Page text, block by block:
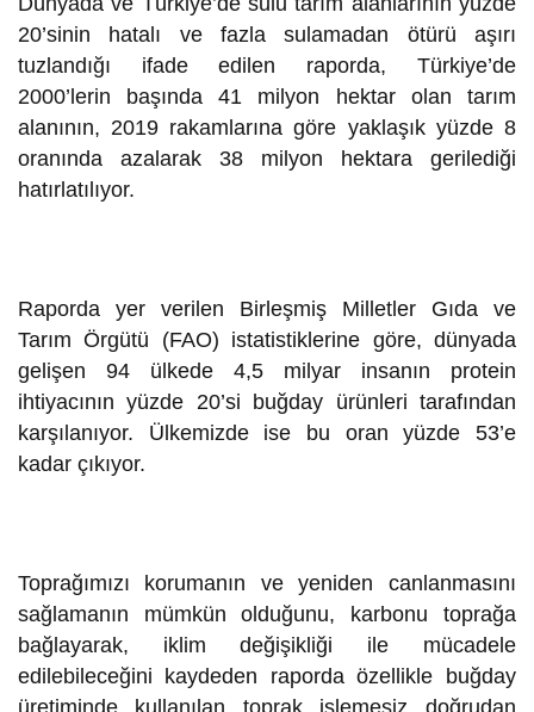
20’sinin hatalı ve fazla sulamadan ötürü aşırı
tuzlandığı ifade edilen raporda, Türkiye’de
2000’lerin başında 41 milyon hektar olan tarım
alanının, 2019 rakamlarına göre yaklaşık yüzde 8
oranında azalarak 38 milyon hektara gerilediği
hatırlatılıyor.
Raporda yer verilen Birleşmiş Milletler Gıda ve
Tarım Örgütü (FAO) istatistiklerine göre, dünyada
gelişen 94 ülkede 4,5 milyar insanın protein
ihtiyacının yüzde 20’si buğday ürünleri tarafından
karşılanıyor. Ülkemizde ise bu oran yüzde 53’e
kadar çıkıyor.
Toprağımızı korumanın ve yeniden canlanmasını
sağlamanın mümkün olduğunu, karbonu toprağa
bağlayarak, iklim değişikliği ile mücadele
edilebileceğini kaydeden raporda özellikle buğday
üretiminde kullanılan toprak işlemesiz doğrudan